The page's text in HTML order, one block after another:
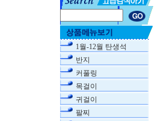
1월-12월 탄생석
반지
커풀링
목걸이
귀걸이
팔찌